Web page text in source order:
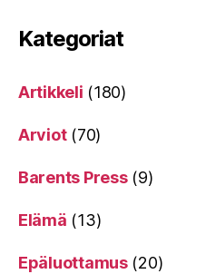
Kategoriat
Artikkeli (180)
Arviot(70)
Barents Press(9)
Elämä (13)
Epäluottamus(20)